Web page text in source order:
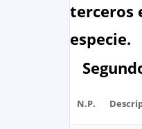
terceros
especie.
N.P.